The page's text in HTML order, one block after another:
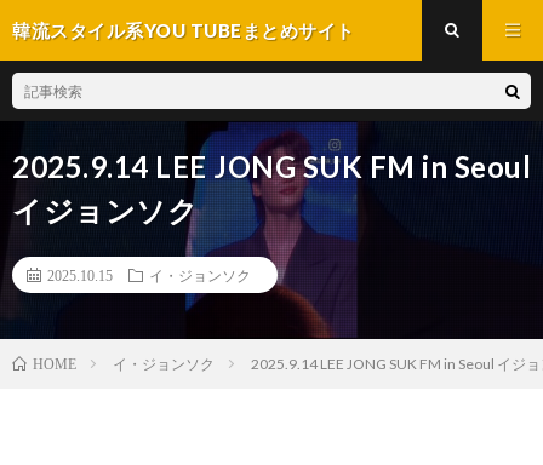
韓流スタイル系YOU TUBEまとめサイト
2025.9.14 LEE JONG SUK FM in Seoul
イジョンソク
2025.10.15 イ・ジョンソク
HOME イ・ジョンソク 2025.9.14 LEE JONG SUK FM in Seoul イジ